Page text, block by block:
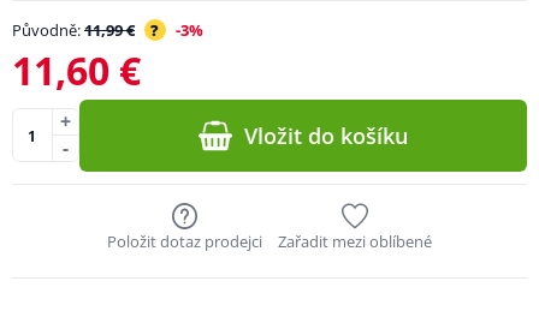
Původně:11,99 € ? -3%
11,60 €
-
+ Vložit do košíku
Položit dotaz prodejci Zařadit mezi oblíbené